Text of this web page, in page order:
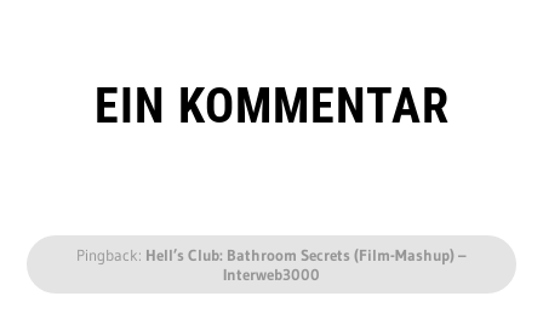
EIN KOMMENTAR
Pingback: Hell’s Club: Bathroom Secrets (Film-Mashup) –
Interweb3000